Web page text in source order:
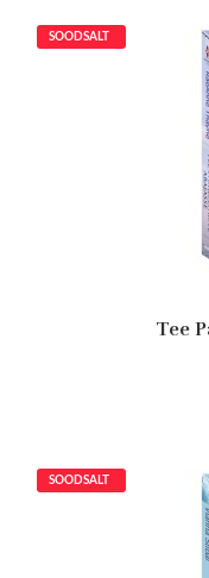
Tee